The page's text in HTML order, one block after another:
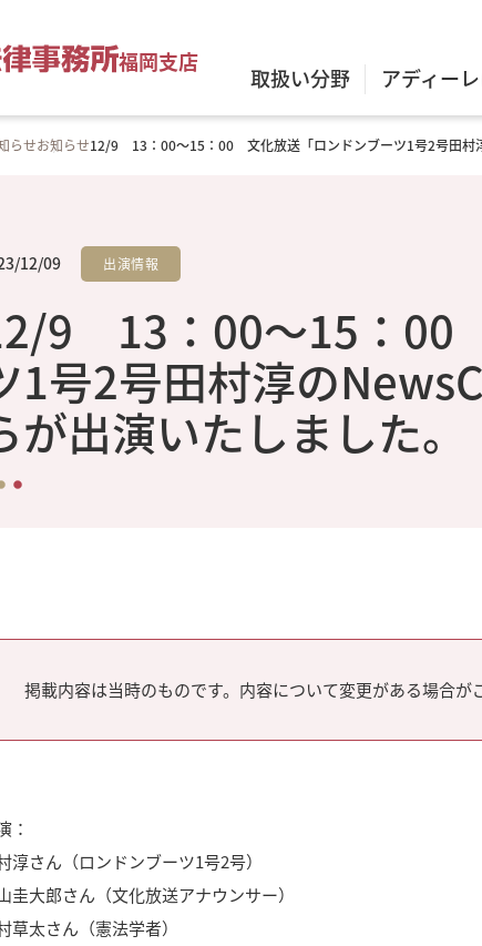
福岡支店
取扱い分野 アディー
らせお知らせ12/9 13：00～15：00 文化放送「ロンドンブーツ1号2号田村
12/09 出演情報
9 13：00～15：00
1号2号田村淳の
が出演いたしました。
掲載内容は当時のものです。内容について変更がある場合が
：
淳さん（ロンドンブーツ1号2号）
圭大郎さん（文化放送アナウンサー）
草太さん（憲法学者）